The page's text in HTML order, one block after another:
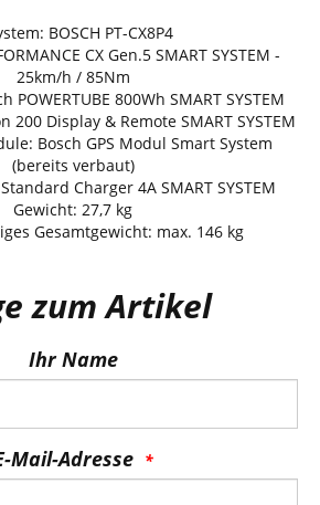
BOSCH PT-CX8P4
CX Gen.5 SMART SYSTEM -
25km/h / 85Nm
POWERTUBE 800Wh SMART SYSTEM
200 Display & Remote SMART SYSTEM
Bosch GPS Modul Smart System
(bereits verbaut)
Charger 4A SMART SYSTEM
Gewicht: 27,7 kg
Gesamtgewicht: max. 146 kg
zum Artikel
Ihr Name
Mail-Adresse